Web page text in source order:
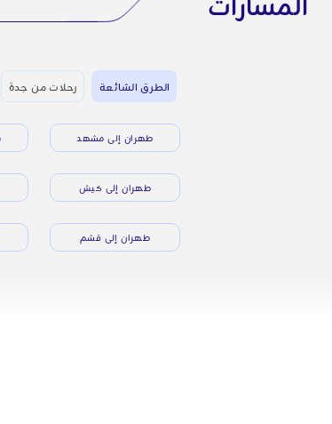
الطرق الشائعة رحلات من جدة
طهران إلى مشهد
طهران إلى كيش
طهران إلى قشم